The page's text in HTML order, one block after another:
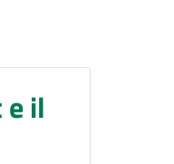
il